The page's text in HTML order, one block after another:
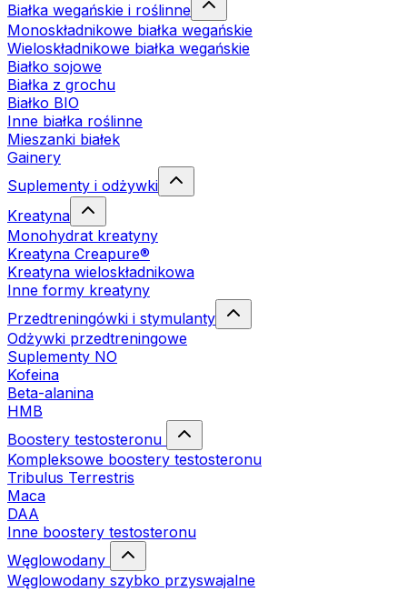
Białka wegańskie i roślinne
Monoskładnikowe białka wegańskie
Wieloskładnikowe białka wegańskie
Białko sojowe
Białka z grochu
Białko BIO
Inne białka roślinne
Mieszanki białek
Gainery
Suplementy i odżywki
Kreatyna
Monohydrat kreatyny
Kreatyna Creapure®
Kreatyna wieloskładnikowa
Inne formy kreatyny
Przedtreningówki i stymulanty
Odżywki przedtreningowe
Suplementy NO
Kofeina
Beta-alanina
HMB
Boostery testosteronu
Kompleksowe boostery testosteronu
Tribulus Terrestris
Maca
DAA
Inne boostery testosteronu
Węglowodany
Węglowodany szybko przyswajalne